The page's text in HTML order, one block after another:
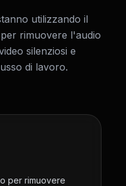
utilizzando il
rimuovere l'audio
silenziosi e
di lavoro.
per rimuovere